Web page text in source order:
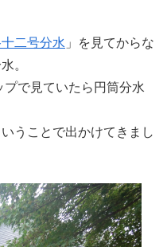
二号分水 」を見てからな
。
で見ていたら円筒分水
うことで出かけてきまし